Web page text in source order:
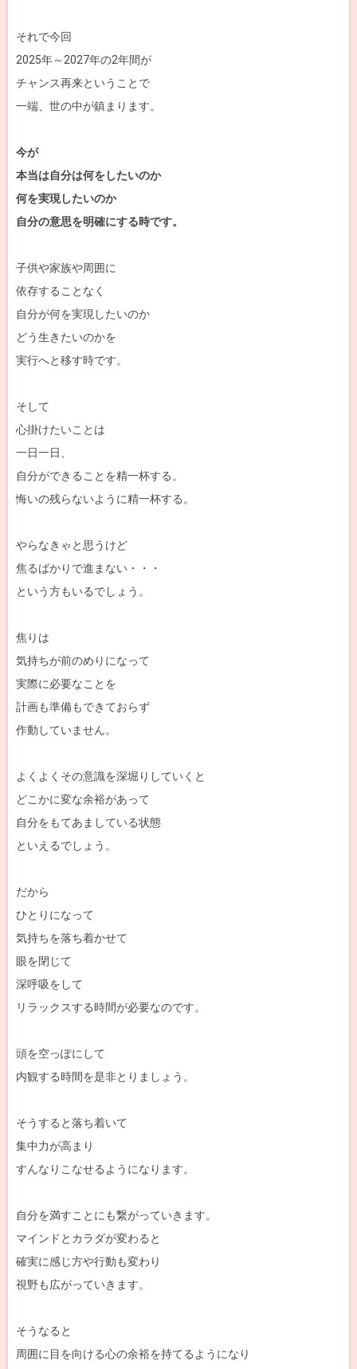
それで今回
2025年～2027年の2年間が
チャンス再来ということで
一端、世の中が鎮まります。
今が
本当は自分は何をしたいのか
何を実現したいのか
自分の意思を明確にする時です。
子供や家族や周囲に
依存することなく
自分が何を実現したいのか
どう生きたいのかを
実行へと移す時です。
そして
心掛けたいことは
一日一日、
自分ができることを精一杯する。
悔いの残らないように精一杯する。
やらなきゃと思うけど
焦るばかりで進まない・・・
という方もいるでしょう。
焦りは
気持ちが前のめりになって
実際に必要なことを
計画も準備もできておらず
作動していません。
よくよくその意識を深堀りしていくと
どこかに変な余裕があって
自分をもてあましている状態
といえるでしょう。
だから
ひとりになって
気持ちを落ち着かせて
眼を閉じて
深呼吸をして
リラックスする時間が必要なのです。
頭を空っぽにして
内観する時間を是非とりましょう。
そうすると落ち着いて
集中力が高まり
すんなりこなせるようになります。
自分を満すことにも繋がっていきます。
マインドとカラダが変わると
確実に感じ方や行動も変わり
視野も広がっていきます。
そうなると
周囲に目を向ける心の余裕を持てるようになり